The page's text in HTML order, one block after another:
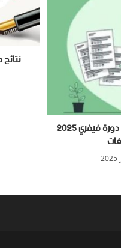
امتحان تحديد المستوى دورة فيفري 2025